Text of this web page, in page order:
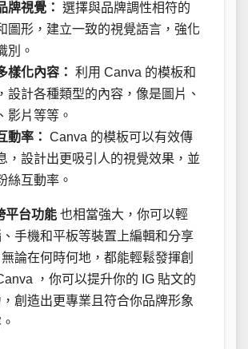
牌視覺： 選擇與品牌調性相符的
圖形，建立一致的視覺語言，強化
別。
樣化內容： 利用 Canva 的模板和
設計各種類型的內容，像是圖片、
影片等等。
動率： Canva 的模板可以有效傳
，設計出更吸引人的視覺效果，並
絲互動率。
平台功能 也相當強大，你可以輕
手機和平板等裝置上編輯和分享
論在何時何地，都能輕鬆發揮創
，你可以提升你的 IG 貼文的
創造出更專業且符合你品牌形象